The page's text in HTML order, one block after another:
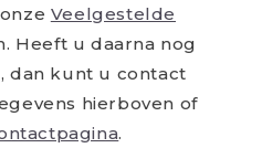
Veelgestelde
Heeft u daarna nog
dan kunt u contact
hierboven of
.